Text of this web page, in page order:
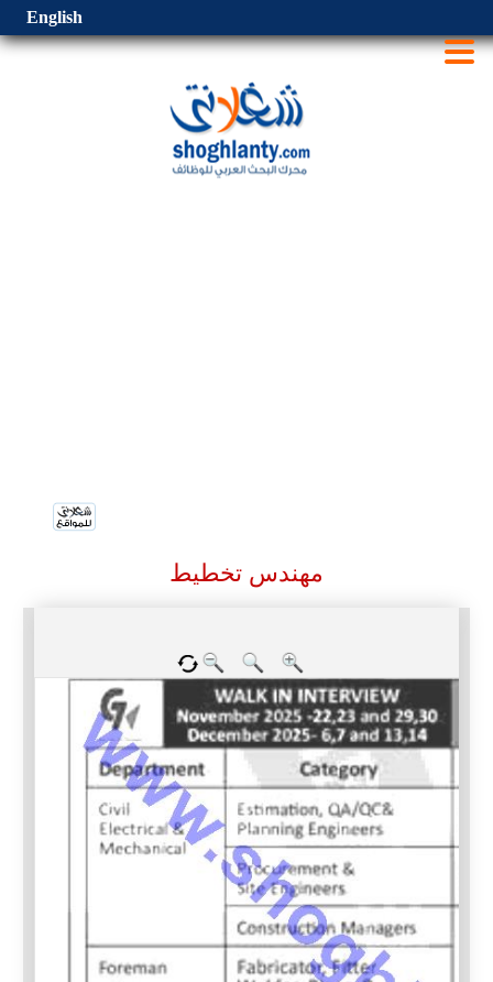
English
مهندس تخطيط